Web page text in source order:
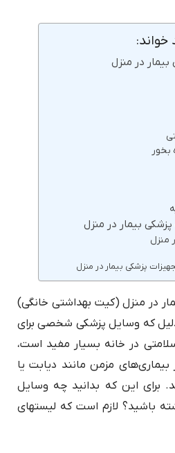
خواند:
در منزل
بیمار در منزل
منزل
پزشکی بیمار در منزل
در منزل (کیت بهداشتی خانگی)
که وسایل پزشکی شخصی برای
در خانه بسیار مفید است،
بیماری‌های مزمن مانند دیابت یا
برای این که بدانید چه وسایل
پزشکی را باید در خانه داشته باشید؟ لازم است که لیست‎های